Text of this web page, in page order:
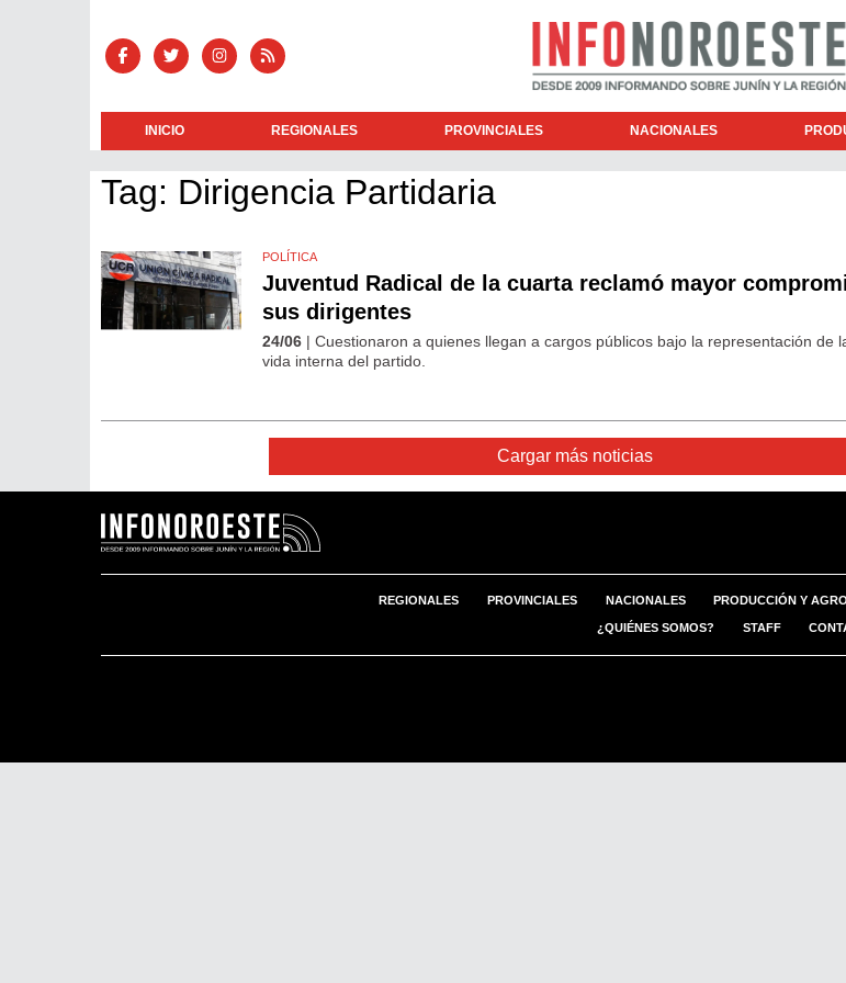
INICIO REGIONALES PROVINCIALES NACIONALES
Tag: Dirigencia Partidaria
POLÍTICA
Juventud Radical de la cuarta reclamó mayor
sus dirigentes
24/06 | Cuestionaron a quienes llegan a cargos públicos bajo la representación de
vida interna del partido.
Cargar más noticias
REGIONALES PROVINCIALES NACIONALES PRODUCCIÓN Y AGRO
¿QUIÉNES SOMOS? STAFF